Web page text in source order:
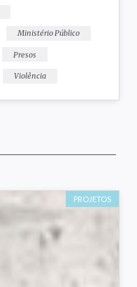
Ministério Público
Presos
Violência
PROJETOS